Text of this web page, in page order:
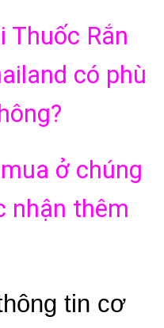
Thuốc Rắn
có phù
ở chúng
nhận thêm
tin cơ